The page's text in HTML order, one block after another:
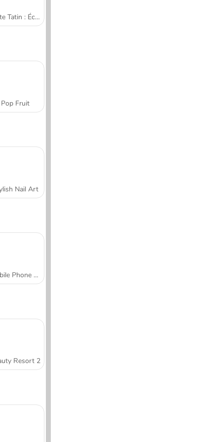
Tarte Tatin : École de cuisine de Sara
Pop Fruit
Nail Art
Mobile Phone Case Design & DIY
Resort 2